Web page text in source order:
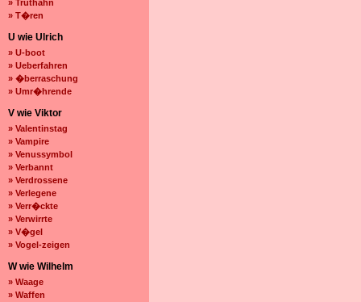
» Truthahn
» T�ren
U wie Ulrich
» U-boot
» Ueberfahren
» �berraschung
» Umr�hrende
V wie Viktor
» Valentinstag
» Vampire
» Venussymbol
» Verbannt
» Verdrossene
» Verlegene
» Verr�ckte
» Verwirrte
» V�gel
» Vogel-zeigen
W wie Wilhelm
» Waage
» Waffen